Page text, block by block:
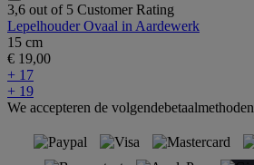
3,6 out of 5 Customer Rating
Lepelhouder Ovaal in Aardewerk
15 cm
€ 19,00
+ 17
+ 19
We accepteren de volgendebetaalmethoden